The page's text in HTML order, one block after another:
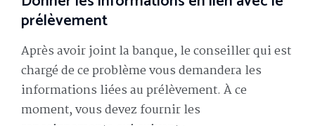
prélèvement
Après avoir joint la banque, le conseiller qui est
chargé de ce problème vous demandera les
informations liées au prélèvement. À ce
moment, vous devez fournir les